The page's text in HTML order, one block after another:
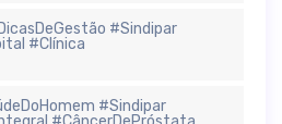
#Sindipar
#Clínica
#Sindipar